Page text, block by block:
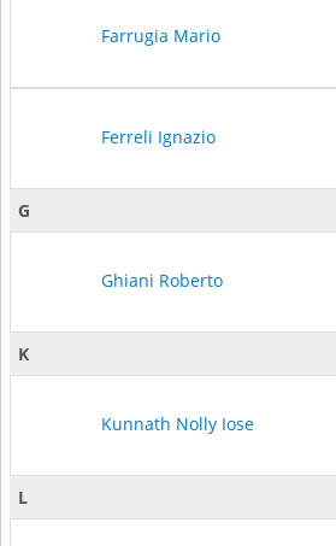
Farrugia Mario
Ferreli Ignazio
G
Ghiani Roberto
K
Kunnath Nolly Iose
L